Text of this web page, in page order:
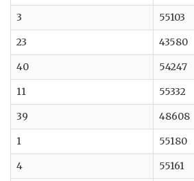
3
55103
23
43580
40
54247
11
55332
39
48608
1
55180
4
55161